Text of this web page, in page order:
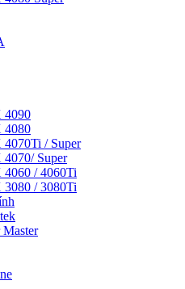
/ Super
Super
/ 4060Ti
/ 3080Ti